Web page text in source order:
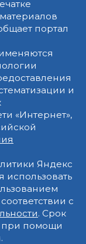
портал
и
«Интернет»,
Яндекс
с
. Срок
при помощи